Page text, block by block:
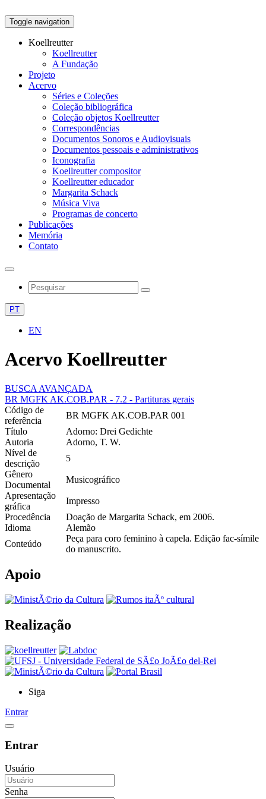
Toggle navigation
Koellreutter
Koellreutter
A Fundação
Projeto
Acervo
Séries e Coleções
Coleção bibliográfica
Coleção objetos Koellreutter
Correspondências
Documentos Sonoros e Audiovisuais
Documentos pessoais e administrativos
Iconografia
Koellreutter compositor
Koellreutter educador
Margarita Schack
Música Viva
Programas de concerto
Publicações
Memória
Contato
PT
EN
Acervo Koellreutter
BUSCA AVANÇADA
BR MGFK AK.COB.PAR - 7.2 - Partituras gerais
Código de
referência
BR MGFK AK.COB.PAR 001
Título
Adorno: Drei Gedichte
Autoria
Adorno, T. W.
Nível de
descrição
5
Gênero
Documental
Musicográfico
Apresentação
gráfica
Impresso
Procedência
Doação de Margarita Schack, em 2006.
Idioma
Alemão
Conteúdo
Peça para coro feminino à capela. Edição fac-símile
do manuscrito.
Apoio
Realização
Siga
Entrar
Entrar
Usuário
Senha